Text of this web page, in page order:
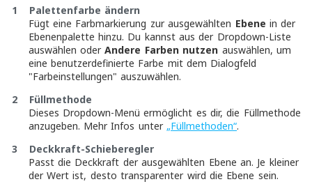
1 Palettenfarbe ändern
Fügt eine Farbmarkierung zur ausgewählten Ebene in der
Ebenenpalette hinzu. Du kannst aus der Dropdown-Liste
auswählen oderAndere Farben nutzen auswählen, um
eine benutzerdefinierte Farbe mit dem Dialogfeld
"Farbeinstellungen" auszuwählen.
2 Füllmethode
Dieses Dropdown-Menü ermöglicht es dir, die Füllmethode
anzugeben. Mehr Infos unter„Füllmethoden“.
3 Deckkraft-Schieberegler
Passt die Deckkraft der ausgewählten Ebene an. Je kleiner
der Wert ist, desto transparenter wird die Ebene sein.